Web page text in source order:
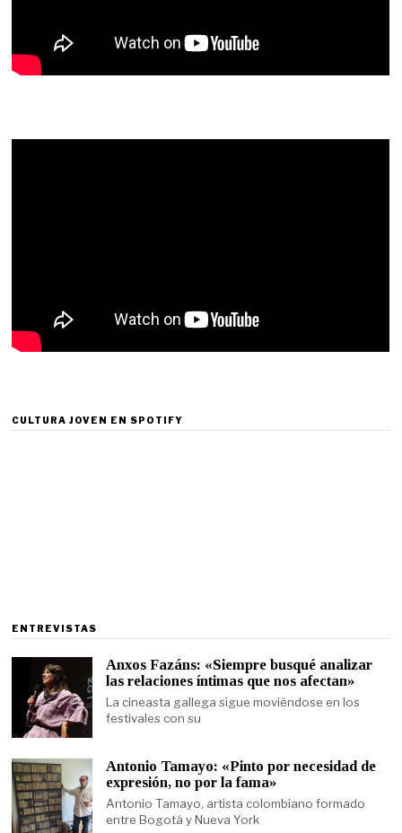
CULTURA JOVEN EN SPOTIFY
ENTREVISTAS
Anxos Fazáns: «Siempre busqué analizar
las relaciones íntimas que nos afectan»
La cineasta gallega sigue moviéndose en los
festivales con su
Antonio Tamayo: «Pinto por necesidad de
expresión, no por la fama»
Antonio Tamayo, artista colombiano formado
entre Bogotá y Nueva York